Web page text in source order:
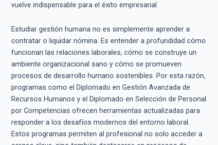
vuelve indispensable para el éxito empresarial.
Estudiar gestión humana no es simplemente aprender a
contratar o liquidar nómina. Es entender a profundidad cómo
funcionan las relaciones laborales, cómo se construye un
ambiente organizacional sano y cómo se promueven
procesos de desarrollo humano sostenibles. Por esta razón,
programas como el Diplomado en Gestión Avanzada de
Recursos Humanos y el Diplomado en Selección de Personal
por Competencias ofrecen herramientas actualizadas para
responder a los desafíos modernos del entorno laboral.
Estos programas permiten al profesional no solo acceder a